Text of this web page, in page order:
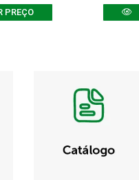
PREÇO